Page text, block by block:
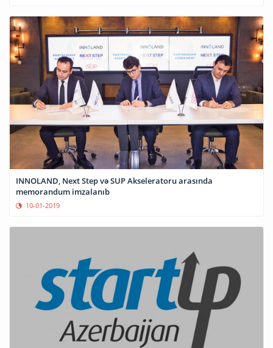
INNOLAND, Next Step və SUP Akseleratoru arasında
memorandum imzalanıb
10-01-2019